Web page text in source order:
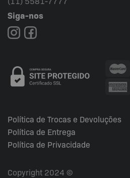
Siga-nos
Política de Trocas e Devoluções
Política de Entrega
Política de Privacidade
Copyright 2024 ©